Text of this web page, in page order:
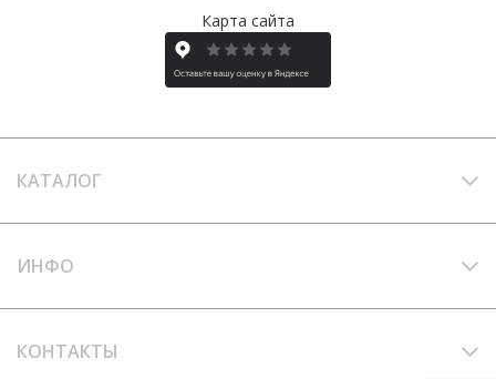
Карта сайта
КАТАЛОГ
ИНФО
КОНТАКТЫ